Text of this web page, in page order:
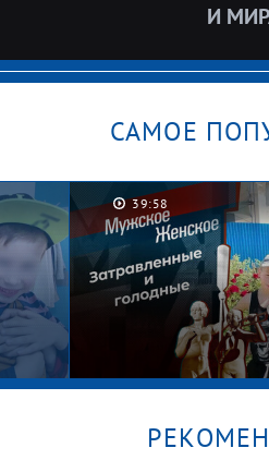
И
САМОЕ
39:58